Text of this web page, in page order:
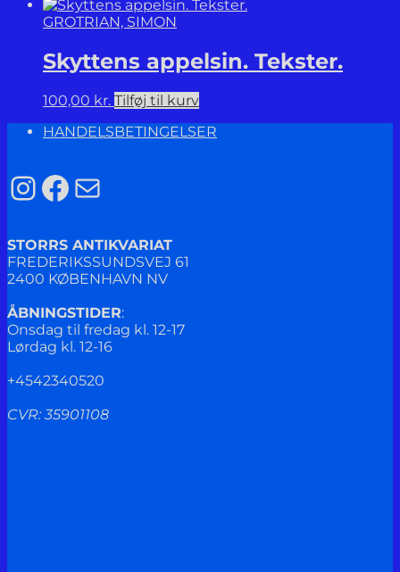
GROTRIAN, SIMON
Skyttens appelsin. Tekster.
100,00 kr. Tilføj til kurv
HANDELSBETINGELSER
Instagram
Facebook
Mail
STORRS ANTIKVARIAT
FREDERIKSSUNDSVEJ 61
2400 KØBENHAVN NV
ÅBNINGSTIDER:
Onsdag til fredag kl. 12-17
Lørdag kl. 12-16
+4542340520
CVR: 35901108